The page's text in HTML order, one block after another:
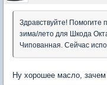
Здравствуйте! Помогите
зима/лето для Шкода
Чипованная. Сейчас
Ну хорошее масло,